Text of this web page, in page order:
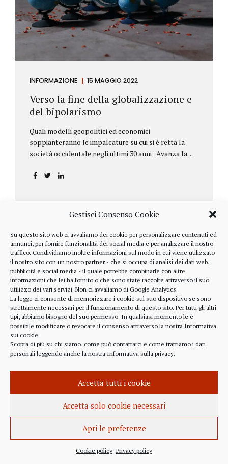
Gestisci Consenso Cookie
Su questo sito web ci avvaliamo dei cookie per personalizzare contenuti ed
annunci, per fornire funzionalità dei social media e per analizzare il nostro
traffico. Condividiamo inoltre informazioni sul modo in cui viene utilizzato
il nostro sito con un nostro partner - che si occupa di analisi dei dati web,
pubblicità e social media - il quale potrebbe combinarle con altre
informazioni che lei ha fornito o che sono state raccolte attraverso il suo
utilizzo dei vari servizi. Non ci avvaliamo di Google Analytics.
La legge ci consente di memorizzare i cookie sul suo dispositivo se sono
strettamente necessari per il funzionamento di questo sito. Per tutti gli altri
tipi, abbiamo bisogno del suo permesso. In qualsiasi momento le è
possibile modificare o revocare il consenso attraverso la nostra Informativa
sui cookie.
Scopra di più su chi siamo, come può contattarci e come trattiamo i dati
personali leggendo anche la nostra Informativa sulla privacy.
Accetta tutti i cookie
Accetta solo cookie necessari
Apri le preferenze
Cookie policy Privacy policy
INFORMAZIONE 15 MAGGIO 2022
Verso la fine della globalizzazione e
del bipolarismo
Quali modelli geopolitici ed economici
soppianteranno le impalcature su cui si è retta la
società occidentale negli ultimi 30 anni Avanza la
aprile ha fatto parecchio discutere il discorso che
una lettera annuale che Fink ha inviato agli
investitori, nella quale fa il punto sulla situazione
geopolitica ed economica globale, accompagnata da
alcune considerazioni sui profitti generati dalle
scelte finanziarie operate dal fondo BlackRock.
Occorre leggere molto attentamente il testo della
lettera
(https://www.blackrock.com/corporate/investor-
relations/larry-fink-chairmans-letter). Fink afferma
chiaramente che...
INFORMAZIONE 27 APRILE 2022
Istanza per l’abrogazione
dell’obbligo vaccinale al Governo
Italiano e alla Commissione Europea
Europea per l’abrogazione della normativa